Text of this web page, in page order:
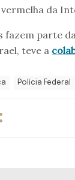
da
fazem parte da
teve a
Polícia Federal